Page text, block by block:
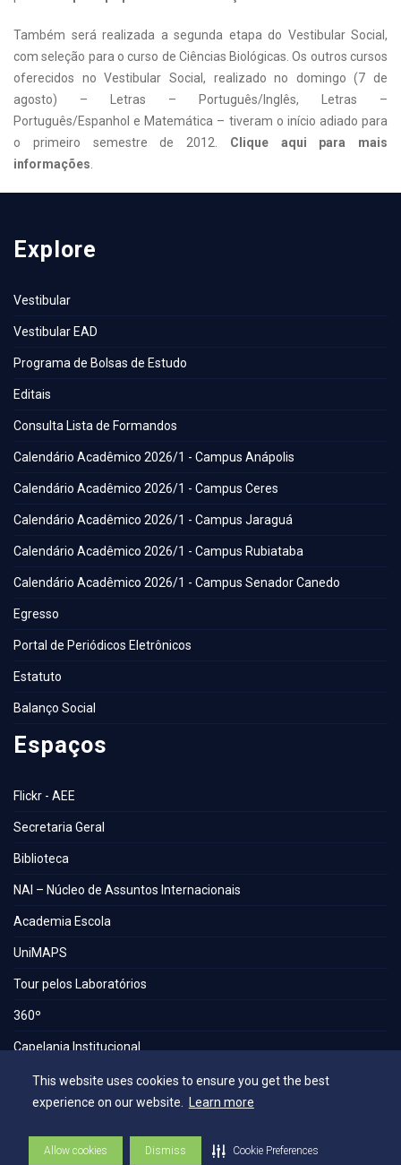
This website uses cookies to ensure you get the best
experience on our website. Learn more
Allow cookies Dismiss Cookie Preferences
Também será realizada a segunda etapa do Vestibular Social,
com seleção para o curso de Ciências Biológicas. Os outros cursos
oferecidos no Vestibular Social, realizado no domingo (7 de
agosto) – Letras – Português/Inglês, Letras –
Português/Espanhol e Matemática – tiveram o início adiado para
o primeiro semestre de 2012. Clique aqui para mais
informações
Explore
Vestibular
Vestibular EAD
Programa de Bolsas de Estudo
Editais
Consulta Lista de Formandos
Calendário Acadêmico 2026/1 - Campus Anápolis
Calendário Acadêmico 2026/1 - Campus Ceres
Calendário Acadêmico 2026/1 - Campus Jaraguá
Calendário Acadêmico 2026/1 - Campus Rubiataba
Calendário Acadêmico 2026/1 - Campus Senador Canedo
Egresso
Portal de Periódicos Eletrônicos
Estatuto
Balanço Social
Espaços
Flickr - AEE
Secretaria Geral
Biblioteca
NAI – Núcleo de Assuntos Internacionais
Academia Escola
UniMAPS
Tour pelos Laboratórios
360º
Capelania Institucional
Núcleo de Acessibilidade e Inclusão
Comissão Técnica de Seleção
Contatos